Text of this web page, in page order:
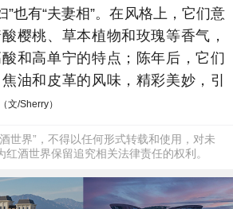
”也有“夫妻相”。在风格上，它们意
樱桃、草本植物和玫瑰等香气，
和高单宁的特点；陈年后，它们
油和皮革的风味，精彩美妙，引
（文/Sherry）
世界”，不得以任何形式转载和使用，对未
酒世界保留追究相关法律责任的权利。